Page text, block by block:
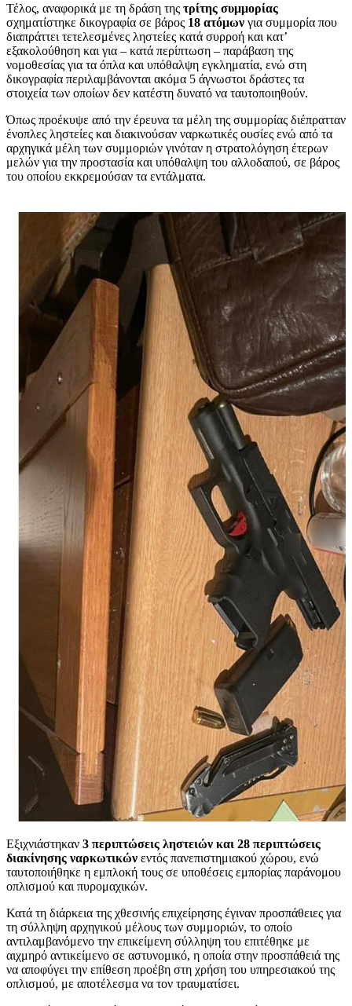
Τέλος, αναφορικά με τη δράση της τρίτης συμμορίας
σχηματίστηκε δικογραφία σε βάρος 18 ατόμων για συμμορία που
διαπράττει τετελεσμένες ληστείες κατά συρροή και κατ’
εξακολούθηση και για – κατά περίπτωση – παράβαση της
νομοθεσίας για τα όπλα και υπόθαλψη εγκληματία, ενώ στη
δικογραφία περιλαμβάνονται ακόμα 5 άγνωστοι δράστες τα
στοιχεία των οποίων δεν κατέστη δυνατό να ταυτοποιηθούν.
Όπως προέκυψε από την έρευνα τα μέλη της συμμορίας διέπρατταν
ένοπλες ληστείες και διακινούσαν ναρκωτικές ουσίες ενώ από τα
αρχηγικά μέλη των συμμοριών γινόταν η στρατολόγηση έτερων
μελών για την προστασία και υπόθαλψη του αλλοδαπού, σε βάρος
του οποίου εκκρεμούσαν τα εντάλματα.
Εξιχνιάστηκαν 3 περιπτώσεις ληστειών και 28 περιπτώσεις
διακίνησης ναρκωτικών εντός πανεπιστημιακού χώρου, ενώ
ταυτοποιήθηκε η εμπλοκή τους σε υποθέσεις εμπορίας παράνομου
οπλισμού και πυρομαχικών.
Κατά τη διάρκεια της χθεσινής επιχείρησης έγιναν προσπάθειες για
τη σύλληψη αρχηγικού μέλους των συμμοριών, το οποίο
αντιλαμβανόμενο την επικείμενη σύλληψη του επιτέθηκε με
αιχμηρό αντικείμενο σε αστυνομικό, η οποία στην προσπάθειά της
να αποφύγει την επίθεση προέβη στη χρήση του υπηρεσιακού της
οπλισμού, με αποτέλεσμα να τον τραυματίσει.